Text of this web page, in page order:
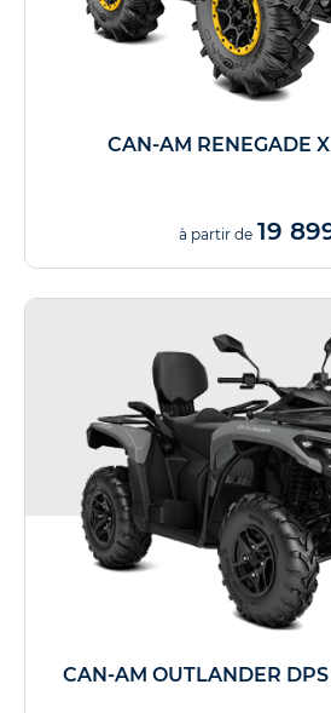
CAN-AM RENEGADE
à partir de 19
CAN-AM OUTLANDER